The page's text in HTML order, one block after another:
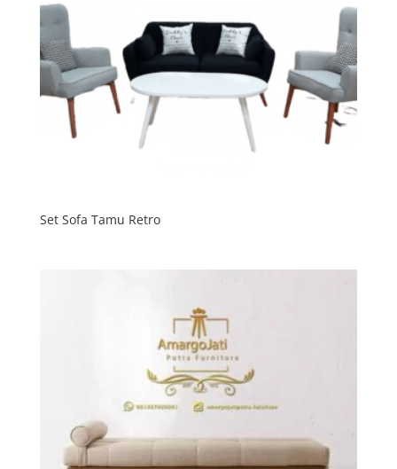
Set Sofa Tamu Retro